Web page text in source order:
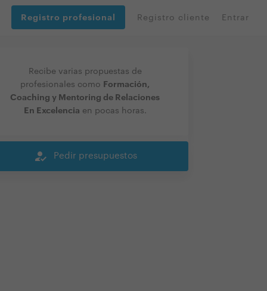
Registro profesional Registro cliente Entrar
Recibe varias propuestas de
profesionales como Formación,
Coaching y Mentoring de Relaciones
En Excelencia en pocas horas.
how_to_reg Pedir presupuestos